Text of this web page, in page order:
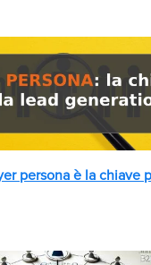
persona è la chiave